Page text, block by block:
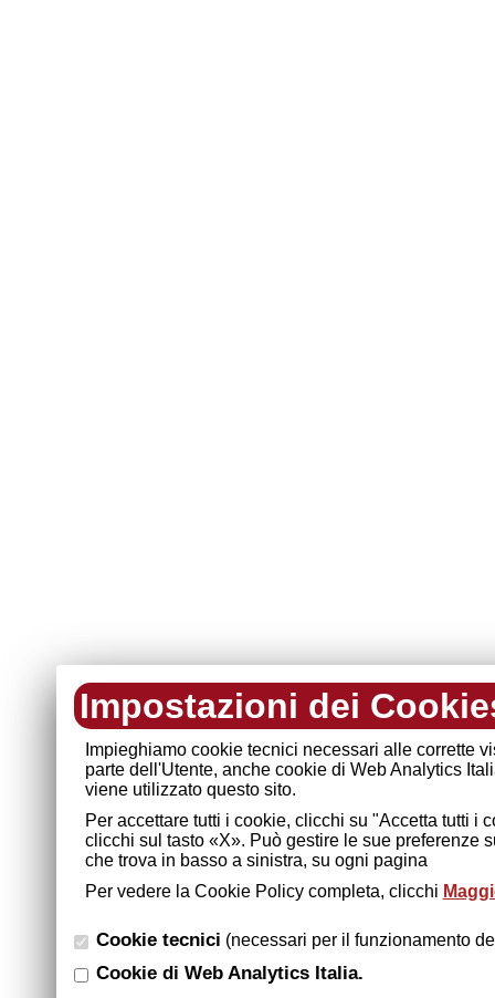
Impostazioni dei
Impieghiamo cookie tecnici necessari alle corrette
parte dell'Utente, anche cookie di Web Analytics
viene utilizzato questo sito.
Per accettare tutti i cookie, clicchi su "Accetta tutti
clicchi sul tasto «X». Può gestire le sue preferenze
che trova in basso a sinistra, su ogni pagina
Per vedere la Cookie Policy completa, clicchi
Cookie tecnici (necessari per il funzionamento
Cookie di Web Analytics Italia.